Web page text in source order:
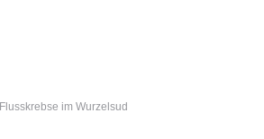
Flusskrebse im Wurzelsud